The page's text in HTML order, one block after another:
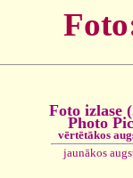
Foto izlase
Photo
vērtētākos
jaunākos